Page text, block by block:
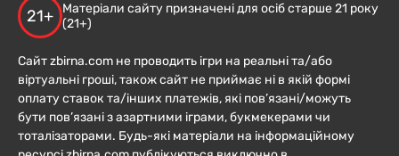
21+
Матеріали сайту призначені для осіб старше 21 року
(21+)
Сайт zbirna.com не проводить ігри на реальні та/або
віртуальні гроші, також сайт не приймає ні в якій формі
оплату ставок та/інших платежів, які пов’язані/можуть
бути пов’язані з азартними іграми, букмекерами чи
тоталізаторами. Будь-які матеріали на інформаційному